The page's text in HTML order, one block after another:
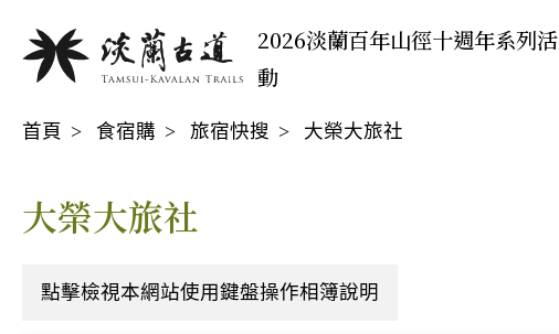
2026淡蘭百年山徑十週年系列活
動
首頁
食宿購 旅宿快搜 大榮大旅社
大榮大旅社
點擊檢視本網站使用鍵盤操作相簿說明